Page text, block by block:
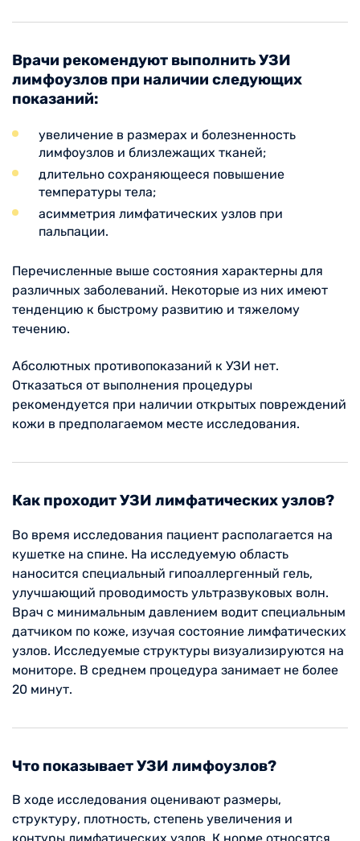
Врачи рекомендуют выполнить УЗИ
лимфоузлов при наличии следующих
показаний:
увеличение в размерах и болезненность
лимфоузлов и близлежащих тканей;
длительно сохраняющееся повышение
температуры тела;
асимметрия лимфатических узлов при
пальпации.
Перечисленные выше состояния характерны для
различных заболеваний. Некоторые из них имеют
тенденцию к быстрому развитию и тяжелому
течению.
Абсолютных противопоказаний к УЗИ нет.
Отказаться от выполнения процедуры
рекомендуется при наличии открытых повреждений
кожи в предполагаемом месте исследования.
Как проходит УЗИ лимфатических узлов?
Во время исследования пациент располагается на
кушетке на спине. На исследуемую область
наносится специальный гипоаллергенный гель,
улучшающий проводимость ультразвуковых волн.
Врач с минимальным давлением водит специальным
датчиком по коже, изучая состояние лимфатических
узлов. Исследуемые структуры визуализируются на
мониторе. В среднем процедура занимает не более
20 минут.
Что показывает УЗИ лимфоузлов?
В ходе исследования оценивают размеры,
структуру, плотность, степень увеличения и